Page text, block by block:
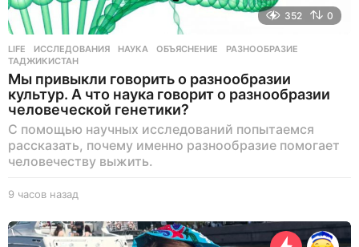
352 0
LIFE ИССЛЕДОВАНИЯ ,НАУКА ,ОБЪЯСНЕНИЕ ,РАЗНООБРАЗИЕ
ТАДЖИКИСТАН
Мы привыкли говорить о разнообразии
культур. А что наука говорит о разнообразии
человеческой генетики?
С помощью научных исследований попытаемся
рассказать, почему именно разнообразие помогает
человечеству выжить.
9 часов назад
а
с